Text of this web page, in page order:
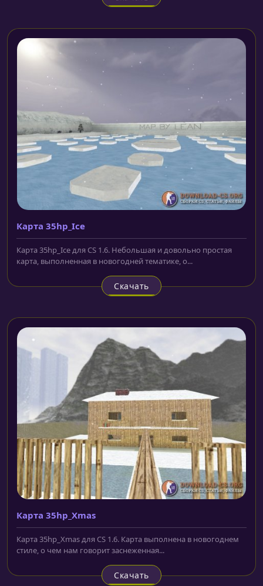
Карта 35hp_Ice
Карта 35hp_Ice для CS 1.6. Небольшая и довольно простая
карта, выполненная в новогодней тематике, о...
Скачать
Карта 35hp_Xmas
Карта 35hp_Xmas для CS 1.6. Карта выполнена в новогоднем
стиле, о чем нам говорит заснеженная...
Скачать